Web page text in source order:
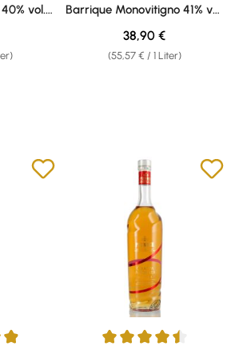
vol.
Preis:
Barrique Monovitigno 41% vol.
0,70l
(55,57 € / 1 Liter)
Regulärer Preis:
38,90 €